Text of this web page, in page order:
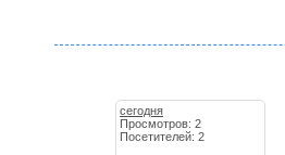
сегодня
Просмотров: 2
Посетителей: 2